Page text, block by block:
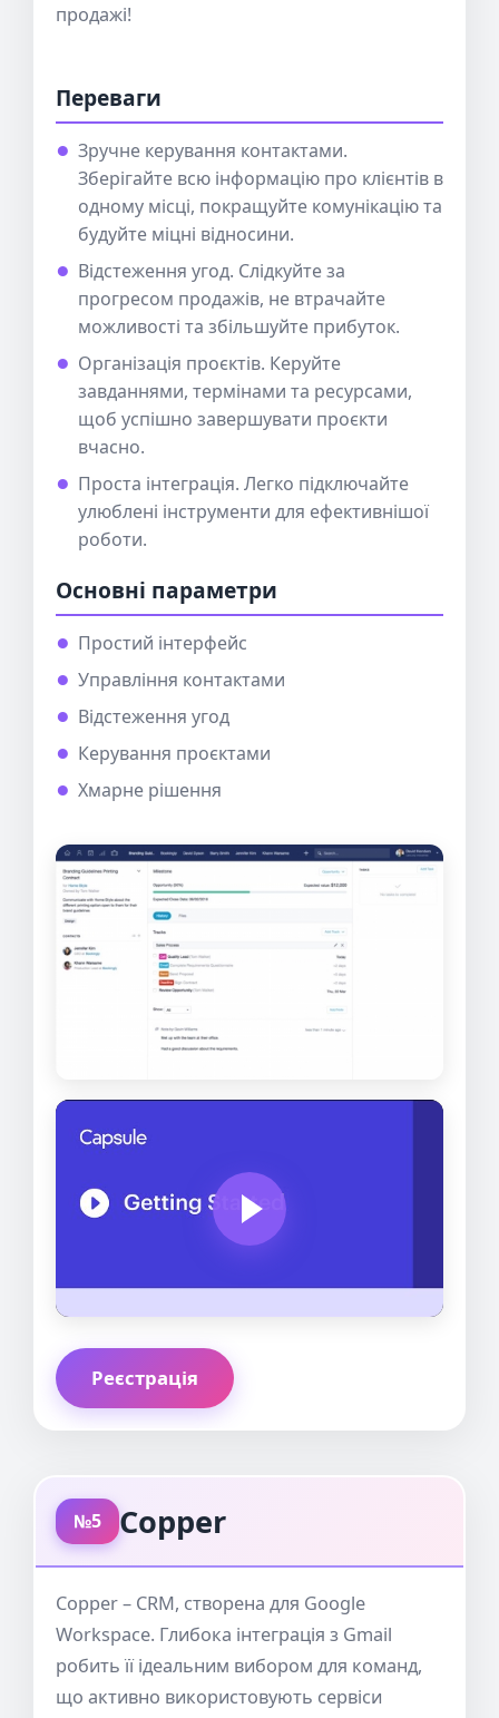
продажі!
Переваги
Зручне керування контактами.
Зберігайте всю інформацію про клієнтів в
одному місці, покращуйте комунікацію та
будуйте міцні відносини.
Відстеження угод. Слідкуйте за
прогресом продажів, не втрачайте
можливості та збільшуйте прибуток.
Організація проєктів. Керуйте
завданнями, термінами та ресурсами,
щоб успішно завершувати проєкти
вчасно.
Проста інтеграція. Легко підключайте
улюблені інструменти для ефективнішої
роботи.
Основні параметри
Простий інтерфейс
Управління контактами
Відстеження угод
Керування проєктами
Хмарне рішення
Реєстрація
№5 Copper
Copper – CRM, створена для Google
Workspace. Глибока інтеграція з Gmail
робить її ідеальним вибором для команд,
що активно використовують сервіси